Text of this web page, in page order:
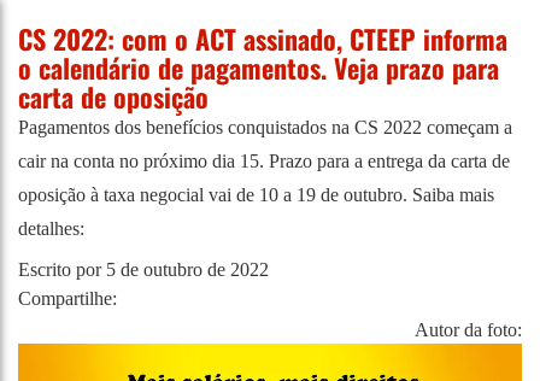
CS 2022: com o ACT assinado, CTEEP informa
o calendário de pagamentos. Veja prazo para
carta de oposição
Pagamentos dos benefícios conquistados na CS 2022 começam a
cair na conta no próximo dia 15. Prazo para a entrega da carta de
oposição à taxa negocial vai de 10 a 19 de outubro. Saiba mais
detalhes:
Escrito por 5 de outubro de 2022
Compartilhe:
Autor da foto: